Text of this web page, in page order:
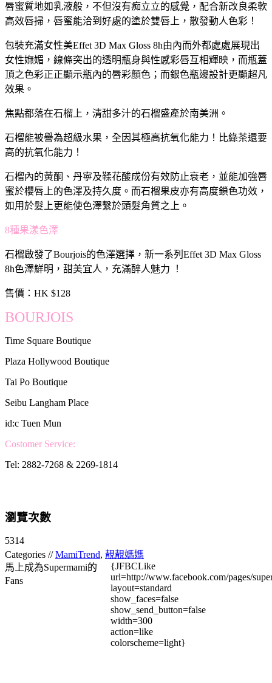
唇蜜質地如乳液般，不但沒有痴立立的感覺，配合新改良柔軟
高效唇掃，唇蜜能洽到好處的塗於雙唇上，散發動人色彩！
包裝充滿女性美Effet 3D Max Gloss 8h由內而外都處處展現出
女性嫵媚，線條突出的透明瓶身與性感彩唇互相輝映，而瓶蓋
頂之色彩正正顯示瓶內的唇彩顏色；而銀色瓶邊設計更顯超凡
效果。
焦點都落在石榴上，清甜多汁的石榴盛產於南美洲。
石榴能被譽為超級水果，全因其極高抗氧化能力！比綠茶還要
高的抗氧化能力！
石榴內的黃酮、丹寧及鞣花酸成份有效防止衰老，並能加強唇
蜜於櫻唇上的色澤及持久度。而石榴果皮亦有高度鎖色功效，
如用於髮上更能使色澤繫於頭髮角質之上。
8種果漾色澤
石榴啟發了Bourjois的色澤選擇，新一系列Effet 3D Max Gloss
8h色澤鮮明，甜美宜人，充滿醉人魅力 ！
售價：HK $128
BOURJOIS
Time Square Boutique
Plaza Hollywood Boutique
Tai Po Boutique
Seibu Langham Place
id:c Tuen Mun
Costomer Service:
Tel: 2882-7268 & 2269-1814
瀏覽次數
5314
Categories //MamiTrend, 靚靚媽媽
馬上成為Supermami的
Fans
{JFBCLike
url=http://www.facebook.com/pages/
layout=standard
show_faces=false
show_send_button=false
width=300
action=like
colorscheme=light}